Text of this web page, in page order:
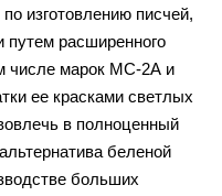
изготовлению писчей,
путем расширенного
числе марок МС-2А и
ее красками светлых
в полноценный
беленой
больших